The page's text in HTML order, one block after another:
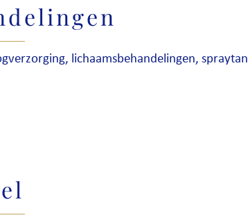
lichaamsbehandelingen, spraytan